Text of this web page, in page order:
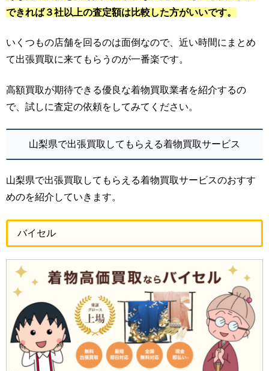
できれば３社以上の査定額は比較した方がいいです。
いくつもの店舗を回るのは面倒なので、近い時間にまとめ
て出張買取に来てもらうのが一番楽です。
高額買取が期待できる優良な着物買取業者を紹介するの
で、試しに査定の依頼をしてみてください。
山梨県で出張買取してもらえる着物買取サービス
山梨県で出張買取してもらえる着物買取サービスのおすす
めのを紹介していきます。
バイセル